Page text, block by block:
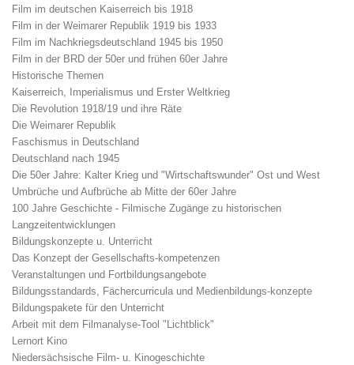
Film im deutschen Kaiserreich bis 1918
Film in der Weimarer Republik 1919 bis 1933
Film im Nachkriegsdeutschland 1945 bis 1950
Film in der BRD der 50er und frühen 60er Jahre
Historische Themen
Kaiserreich, Imperialismus und Erster Weltkrieg
Die Revolution 1918/19 und ihre Räte
Die Weimarer Republik
Faschismus in Deutschland
Deutschland nach 1945
Die 50er Jahre: Kalter Krieg und "Wirtschaftswunder" Ost und West
Umbrüche und Aufbrüche ab Mitte der 60er Jahre
100 Jahre Geschichte - Filmische Zugänge zu historischen
Langzeitentwicklungen
Bildungskonzepte u. Unterricht
Das Konzept der Gesellschafts-kompetenzen
Veranstaltungen und Fortbildungsangebote
Bildungsstandards, Fächercurricula und Medienbildungs-konzepte
Bildungspakete für den Unterricht
Arbeit mit dem Filmanalyse-Tool "Lichtblick"
Lernort Kino
Niedersächsische Film- u. Kinogeschichte